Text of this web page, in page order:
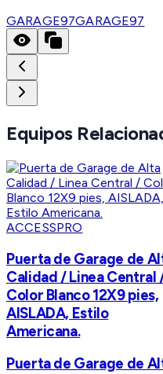
GARAGE97GARAGE97
Equipos
ACCESSPRO
Puerta de Garage de
Calidad / Linea Central
Color Blanco 12X9 pies,
AISLADA, Estilo
Americana.
Puerta de Garage de